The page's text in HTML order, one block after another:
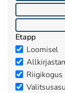
Etapp
Loomisel
Riigikogus